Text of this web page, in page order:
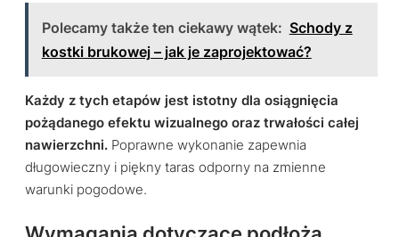
Polecamy także ten ciekawy wątek: Schody z
kostki brukowej – jak je zaprojektować?
Każdy z tych etapów jest istotny dla osiągnięcia
pożądanego efektu wizualnego oraz trwałości całej
nawierzchni. Poprawne wykonanie zapewnia
długowieczny i piękny taras odporny na zmienne
warunki pogodowe.